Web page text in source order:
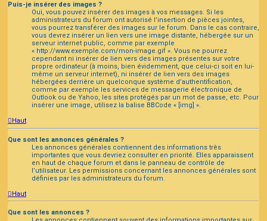
Puis-je insérer des images ?
Oui, vous pouvez insérer des images à vos messages. Si les
administrateurs du forum ont autorisé l’insertion de pièces jointes,
vous pourrez transférer des images sur le forum. Dans le cas contraire,
vous devrez insérer un lien vers une image distante, hébergée sur un
serveur internet public, comme par exemple
« http://www.exemple.com/mon-image.gif ». Vous ne pourrez
cependant ni insérer de lien vers des images présentes sur votre
propre ordinateur (à moins, bien évidemment, que celui-ci soit en lui-
même un serveur internet), ni insérer de lien vers des images
hébergées derrière un quelconque système d’authentification,
comme par exemple les services de messagerie électronique de
Outlook ou de Yahoo, les sites protégés par un mot de passe, etc. Pour
insérer une image, utilisez la balise BBCode « [img] ».
Haut
Que sont les annonces générales ?
Les annonces générales contiennent des informations très
importantes que vous devriez consulter en priorité. Elles apparaissent
en haut de chaque forum et dans le panneau de contrôle de
l’utilisateur. Les permissions concernant les annonces générales sont
définies par les administrateurs du forum.
Haut
Que sont les annonces ?